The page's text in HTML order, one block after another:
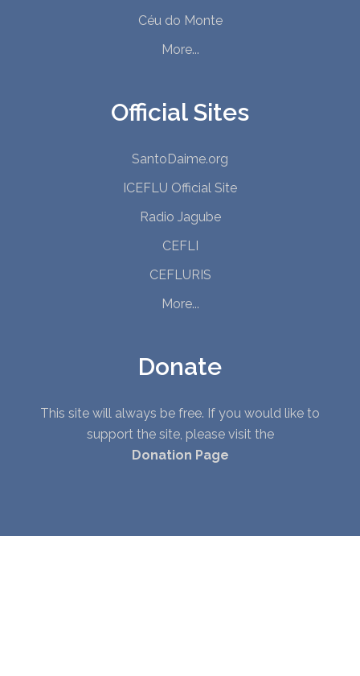
Céu do Monte
More...
Official Sites
SantoDaime.org
ICEFLU Official Site
Radio Jagube
CEFLI
CEFLURIS
More...
Donate
This site will always be free. If you would like to
support the site, please visit the
Donation Page